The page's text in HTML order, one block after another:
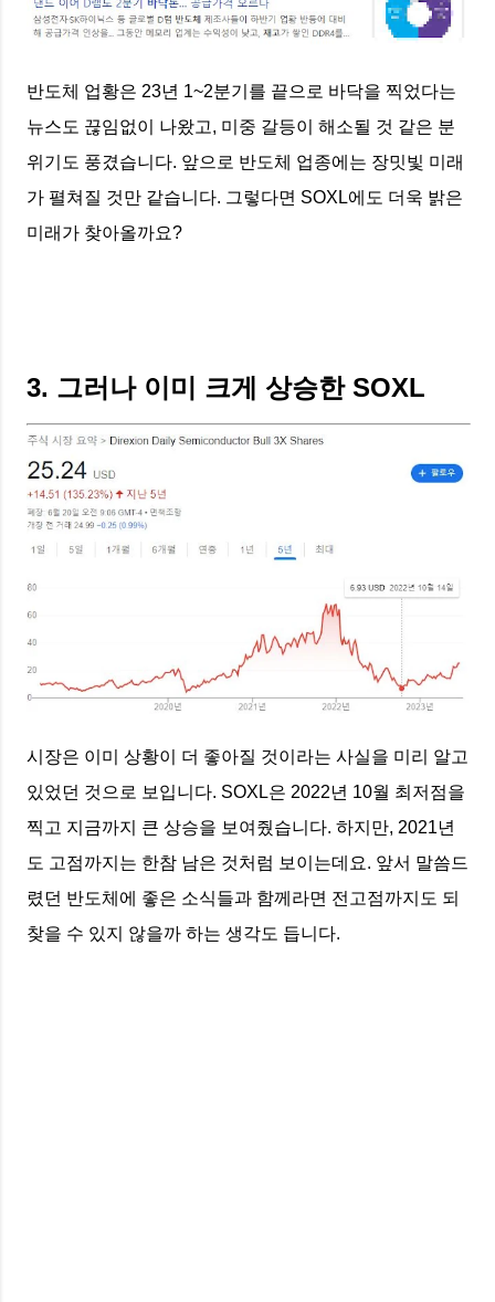
반도체 업황은 23년 1~2분기를 끝으로 바닥을 찍었다는
뉴스도 끊임없이 나왔고, 미중 갈등이 해소될 것 같은 분
위기도 풍겼습니다. 앞으로 반도체 업종에는 장밋빛 미래
가 펼쳐질 것만 같습니다. 그렇다면 SOXL에도 더욱 밝은
미래가 찾아올까요?
3. 그러나 이미 크게 상승한 SOXL
시장은 이미 상황이 더 좋아질 것이라는 사실을 미리 알고
있었던 것으로 보입니다. SOXL은 2022년 10월 최저점을
찍고 지금까지 큰 상승을 보여줬습니다. 하지만, 2021년
도 고점까지는 한참 남은 것처럼 보이는데요. 앞서 말씀드
렸던 반도체에 좋은 소식들과 함께라면 전고점까지도 되
찾을 수 있지 않을까 하는 생각도 듭니다.